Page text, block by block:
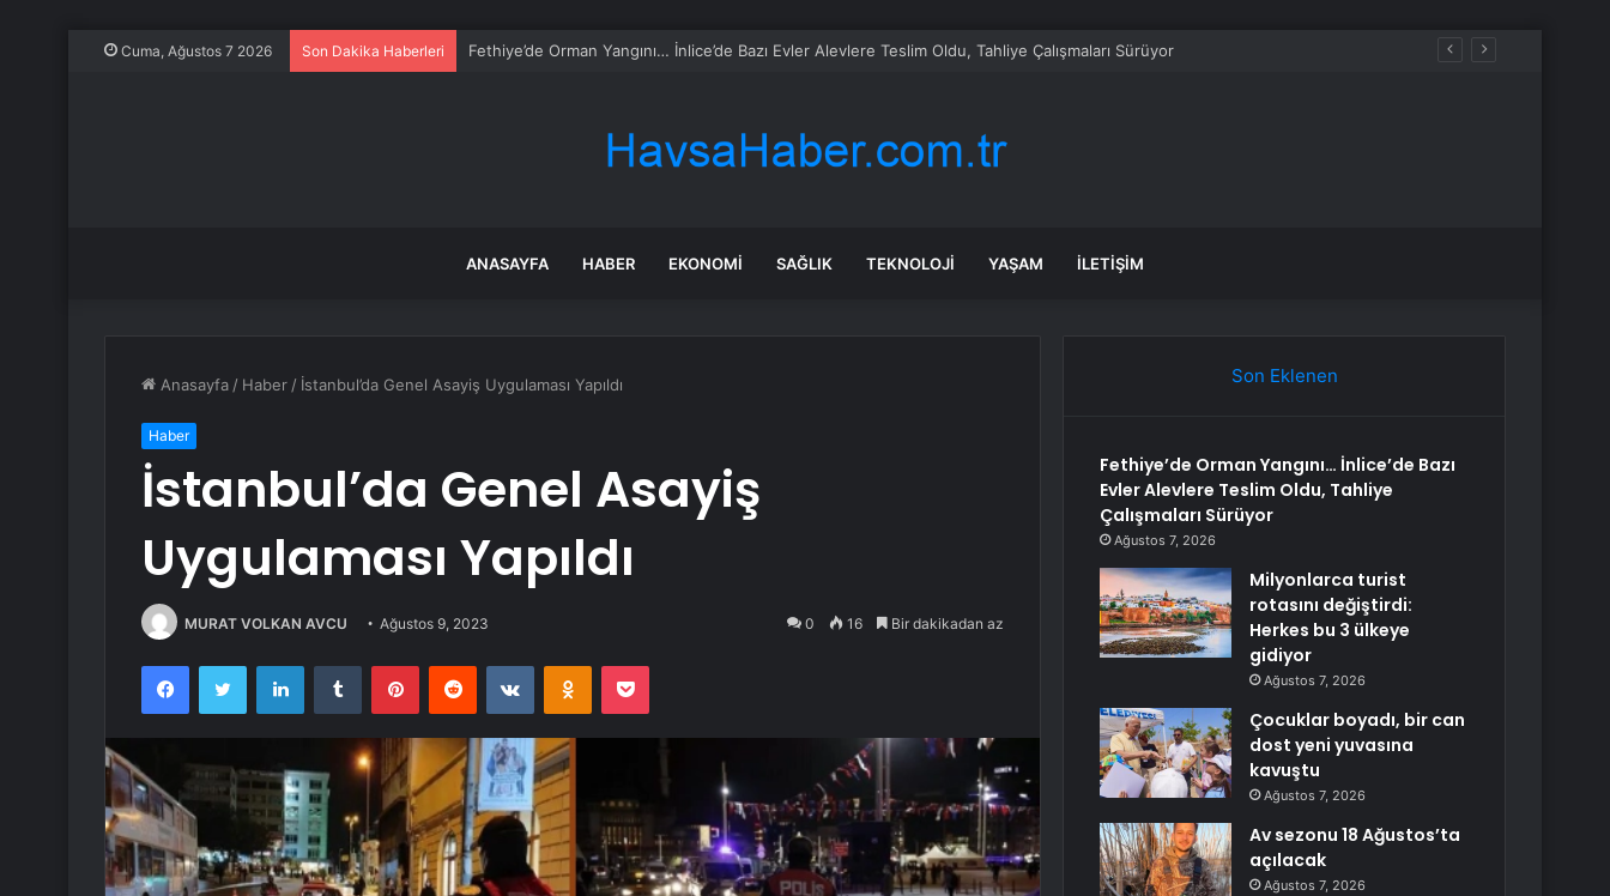
Cuma, Ağustos 7 2026 Son Dakika Haberleri Milyonlarca turist rotasını değiştirdi: Herkes bu 3 ülkeye gidiyor
ANASAYFA HABER EKONOMI SAĞLIK TEKNOLOJI YAŞAM İLETIŞIM
Anasayfa / Haber / İstanbul’da Genel Asayiş Uygulaması Yapıldı
Haber
İstanbul’da Genel Asayiş
Uygulaması Yapıldı
MURAT VOLKAN AVCU Ağustos 9, 2023 0 16 Bir dakikadan az
FacebookTwitter LinkedInTumblr PinterestReddit VKontakteOdnoklassniki
Pocket
Son Eklenen
Fethiye’de Orman Yangını… İnlice’de Bazı
Evler Alevlere Teslim Oldu, Tahliye
Çalışmaları Sürüyor
Ağustos 7, 2026
Milyonlarca turist
rotasını değiştirdi:
Herkes bu 3 ülkeye
gidiyor
Ağustos 7, 2026
Çocuklar boyadı, bir can
dost yeni yuvasına
kavuştu
Ağustos 7, 2026
Av sezonu 18 Ağustos’ta
açılacak
Ağustos 7, 2026